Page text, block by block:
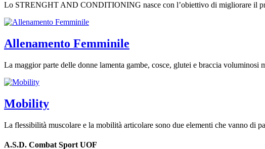
Lo STRENGHT AND CONDITIONING nasce con l’obiettivo di migliorare il
Allenamento Femminile
La maggior parte delle donne lamenta gambe, cosce, glutei e braccia
Mobility
La flessibilità muscolare e la mobilità articolare sono due elementi che vanno di
A.S.D. Combat Sport UOF